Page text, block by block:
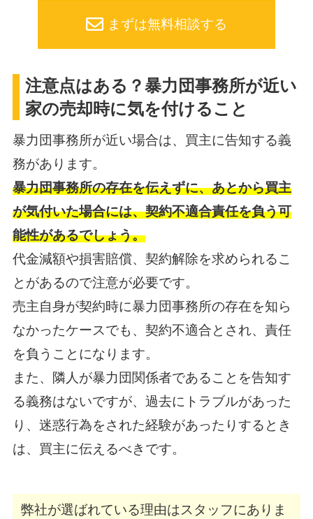
まずは無料相談する
注意点はある？暴力団事務所が近い
家の売却時に気を付けること
暴力団事務所が近い場合は、買主に告知する義
務があります。
暴力団事務所の存在を伝えずに、あとから買主
が気付いた場合には、契約不適合責任を負う可
能性があるでしょう。
代金減額や損害賠償、契約解除を求められるこ
とがあるので注意が必要です。
売主自身が契約時に暴力団事務所の存在を知ら
なかったケースでも、契約不適合とされ、責任
を負うことになります。
また、隣人が暴力団関係者であることを告知す
る義務はないですが、過去にトラブルがあった
り、迷惑行為をされた経験があったりするとき
は、買主に伝えるべきです。
弊社が選ばれている理由はスタッフにありま